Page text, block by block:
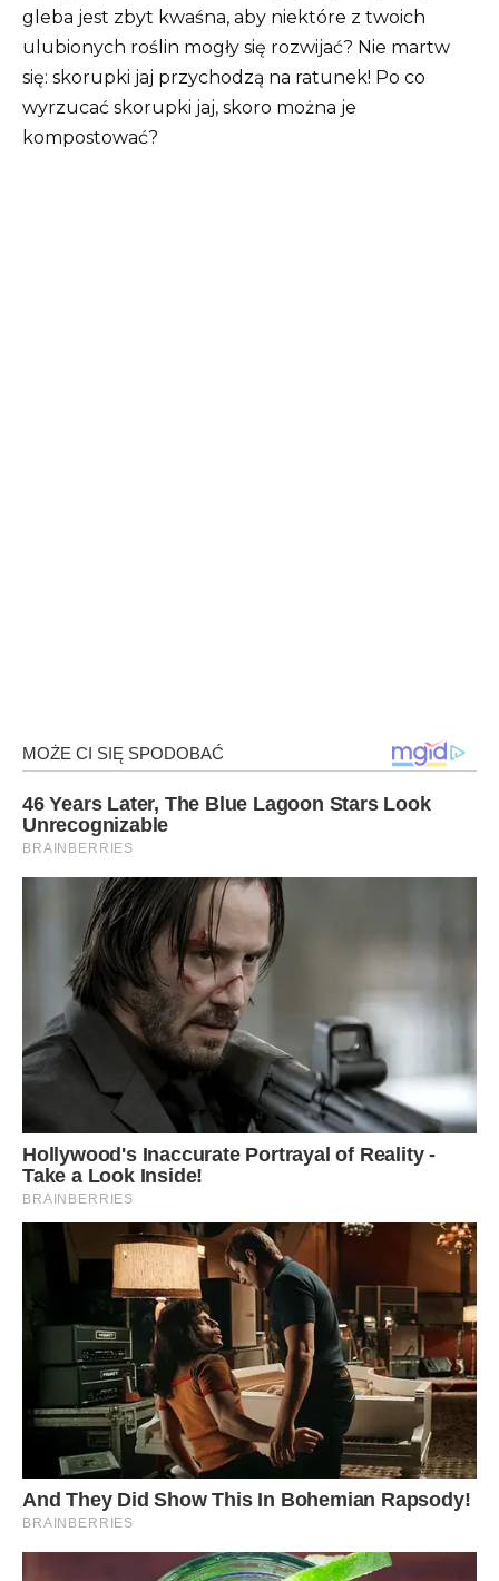
gleba jest zbyt kwaśna, aby niektóre z twoich
ulubionych roślin mogły się rozwijać? Nie martw
się: skorupki jaj przychodzą na ratunek! Po co
wyrzucać skorupki jaj, skoro można je
kompostować?